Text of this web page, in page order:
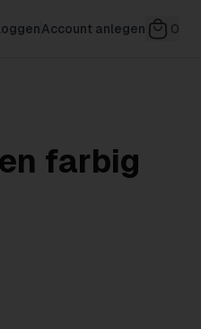
Account anlegen 0
farbig